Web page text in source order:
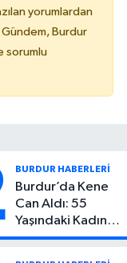
yorumlardan
Burdur
sorumlu
BURDUR HABERLERİ
Burdur’da Kene
Can Aldı: 55
Yaşındaki Kadın
Hayatını Kaybetti